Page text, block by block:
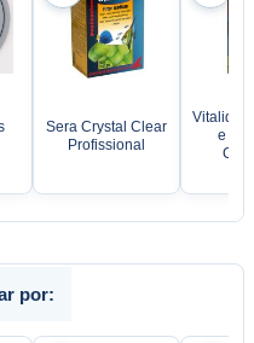
Sera Crystal Clear
Profissional
e
por: